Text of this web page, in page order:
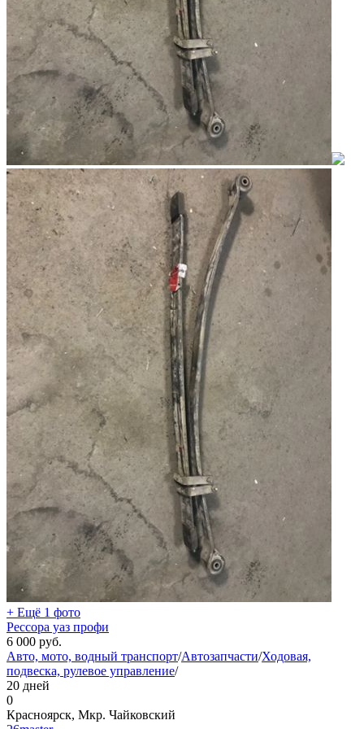
+ Ещё 1 фото
Рессора уаз профи
6 000 руб.
Авто, мото, водный транспорт/Автозапчасти/Ходовая,
подвеска, рулевое управление/
20 дней
0
Красноярск, Мкр. Чайковский